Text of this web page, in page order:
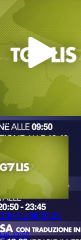
Play
Video
01/08/2026
23:55